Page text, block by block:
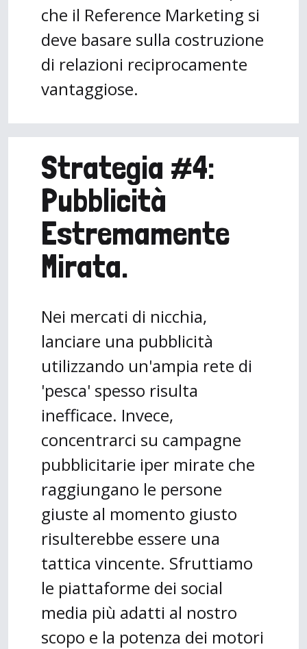
che il Reference Marketing si
deve basare sulla costruzione
di relazioni reciprocamente
vantaggiose.
Strategia #4:
Pubblicità
Estremamente
Mirata.
Nei mercati di nicchia,
lanciare una pubblicità
utilizzando un'ampia rete di
'pesca' spesso risulta
inefficace. Invece,
concentrarci su campagne
pubblicitarie iper mirate che
raggiungano le persone
giuste al momento giusto
risulterebbe essere una
tattica vincente. Sfruttiamo
le piattaforme dei social
media più adatti al nostro
scopo e la potenza dei motori